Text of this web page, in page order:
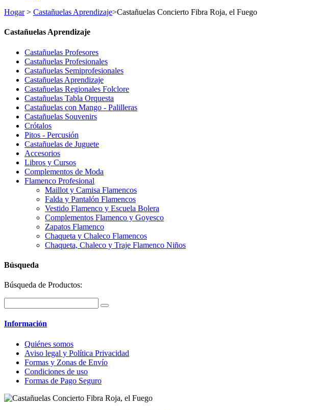
Hogar > Castañuelas Aprendizaje>Castañuelas Concierto Fibra Roja, el Fuego
Castañuelas Aprendizaje
Castañuelas Profesores
Castañuelas Profesionales
Castañuelas Semiprofesionales
Castañuelas Aprendizaje
Castañuelas Regionales Folclore
Castañuelas Tabla Orquesta
Castañuelas con Mango - Palilleras
Castañuelas Souvenirs
Crótalos
Pitos - Percusión
Castañuelas de Juguete
Accesorios
Libros y Cursos
Complementos de Moda
Flamenco Profesional
Maillot y Camisa Flamencos
Falda y Pantalón Flamencos
Vestido Flamenco y Escuela Bolera
Complementos Flamenco y Goyesco
Zapatos Flamenco
Chaqueta y Chaleco Flamencos
Chaqueta, Chaleco y Traje Flamenco Niños
Búsqueda
Búsqueda de Productos:
Información
Quiénes somos
Aviso legal y Política Privacidad
Formas y Zonas de Envío
Condiciones de uso
Formas de Pago Seguro